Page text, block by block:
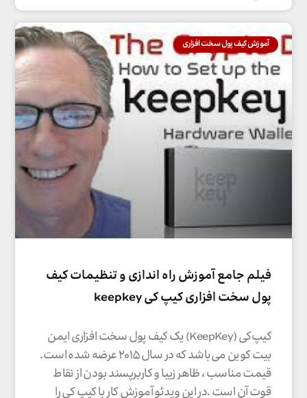
آموزش کیف پول سخت افزاری
فیلم جامع آموزش راه اندازی و تنظیمات کیف
پول سخت افزاری کیپ کی keepkey
کیپ‌کی (KeepKey) یک کیف پول سخت افزاری ایمن
بیت کوین می‌باشد که در سال ۲۰۱۵ عرضه شده است.
قیمت مناسب ، ظاهر زیبا و کاربرپسند بودن از نقاط
قوت آن است .در این ویدئو آموزش کار با کیپ کی را